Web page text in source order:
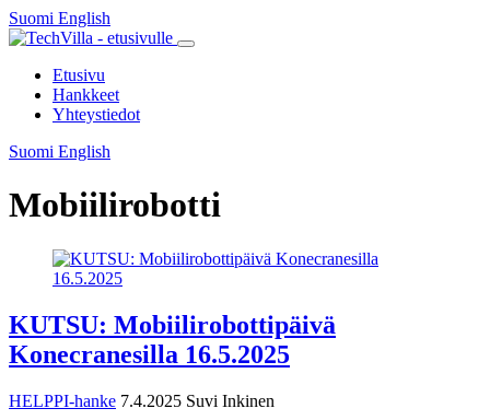
Siirry
sisältöön
Suomi Suomi
English
Päävalikko
Etusivu
Hankkeet
Yhteystiedot
Suomi Suomi
English
Mobiilirobotti
KUTSU: Mobiilirobottipäivä
Konecranesilla 16.5.2025
HELPPI-hanke 7.4.2025 Suvi Inkinen